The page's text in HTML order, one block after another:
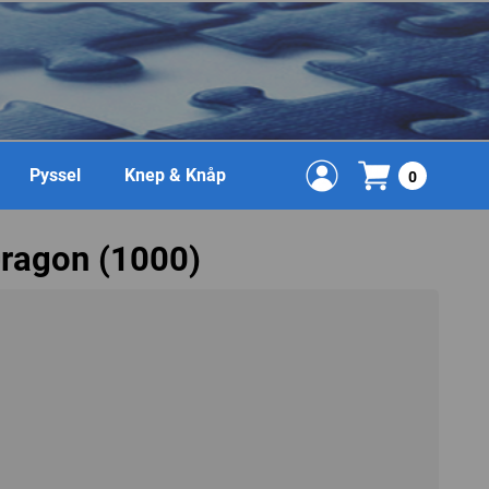
Pyssel Knep & Knåp 0
(1000)